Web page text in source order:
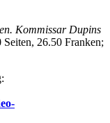
Kommissar Dupins
26.50 Franken;